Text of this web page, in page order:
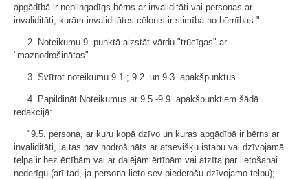
apgādībā ir nepilngadīgs bērns ar invaliditāti vai personas ar
invaliditāti, kurām invaliditātes cēlonis ir slimība no bērnības."
2. Noteikumu 9. punktā aizstāt vārdu "trūcīgas" ar
"maznodrošinātas".
3. Svītrot noteikumu 9.1.; 9.2. un 9.3. apakšpunktus.
4. Papildināt Noteikumus ar 9.5.-9.9. apakšpunktiem šādā
redakcijā:
"9.5. persona, ar kuru kopā dzīvo un kuras apgādībā ir bērns ar
invaliditāti, ja tas nav nodrošināts ar atsevišķu istabu vai dzīvojamā
telpa ir bez ērtībām vai ar daļējām ērtībām vai atzīta par lietošanai
nederīgu (arī tad, ja persona lieto sev piederošu dzīvojamo telpu);